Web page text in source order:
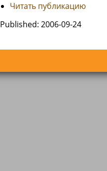
Читать публикацию
Published: 2006-09-24